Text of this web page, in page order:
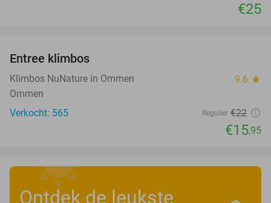
€25
Entree klimbos
Klimbos NuNature in Ommen 9.6 star
Ommen
Verkocht: 565
Regulier €22
€15,95
Ontdek de leukste